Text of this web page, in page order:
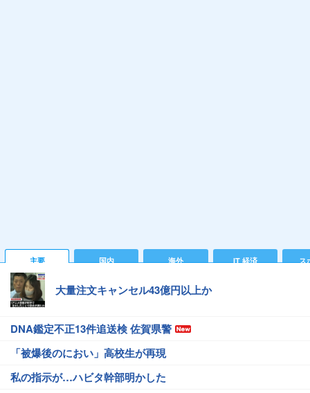
主要 国内 海外 IT 経済 ス
大量注文キャンセル43億円以上か
DNA鑑定不正13件追送検 佐賀県警
「被爆後のにおい」高校生が再現
私の指示が…ハビタ幹部明かした